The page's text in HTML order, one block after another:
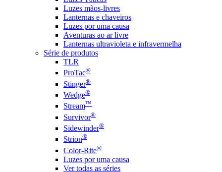
Luzes mãos-livres
Lanternas e chaveiros
Luzes por uma causa
Aventuras ao ar livre
Lanternas ultravioleta e infravermelha
Série de produtos
TLR
ProTac®
Stinger®
Wedge®
Stream™
Survivor®
Sidewinder®
Strion®
Color-Rite®
Luzes por uma causa
Ver todas as séries